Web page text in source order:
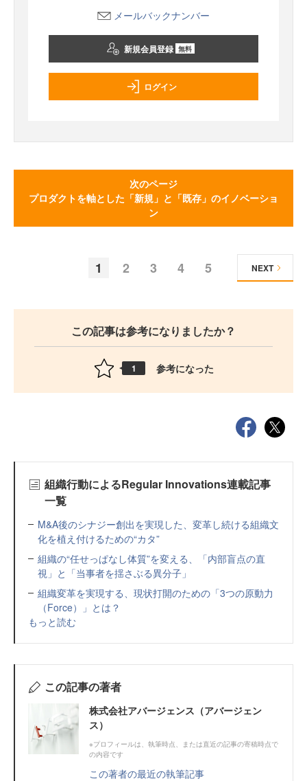
メールバックナンバー
新規会員登録 無料
ログイン
次のページ
プロダクトを軸とした「新規」と「既存」のイノベーショ
ン
1 2 3 4 5 NEXT
この記事は参考になりましたか？
1 参考になった
組織行動によるRegular Innovations連載記事
一覧
M&A後のシナジー創出を実現した、変革し続ける組織文
化を植え付けるための“カタ”
組織の“任せっぱなし体質”を変える、「内部盲点の直
視」と「当事者を揺さぶる異分子」
組織変革を実現する、現状打開のための「3つの原動力
（Force）」とは？
もっと読む
この記事の著者
株式会社アバージェンス（アバージェン
ス）
※プロフィールは、執筆時点、または直近の記事の寄稿時点で
の内容です
この著者の最近の執筆記事